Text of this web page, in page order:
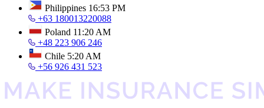
Philippines 16:53 PM
+63 180013220088
Poland 11:20 AM
+48 223 906 246
Chile 5:20 AM
+56 926 431 523